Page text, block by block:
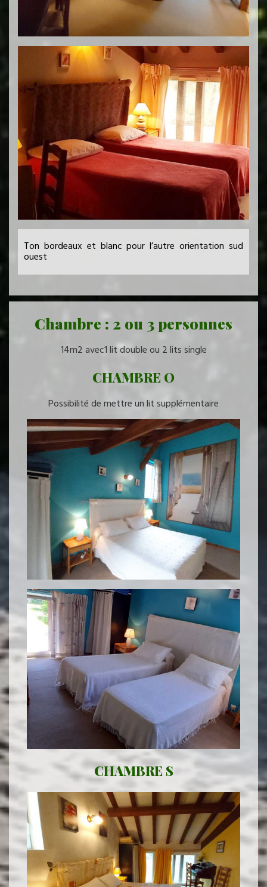
Ton bordeaux et blanc pour l’autre orientation sud
ouest
Chambre : 2 ou 3 personnes
14m2 avec1 lit double ou 2 lits single
CHAMBRE O
Possibilité de mettre un lit supplémentaire
CHAMBRE S